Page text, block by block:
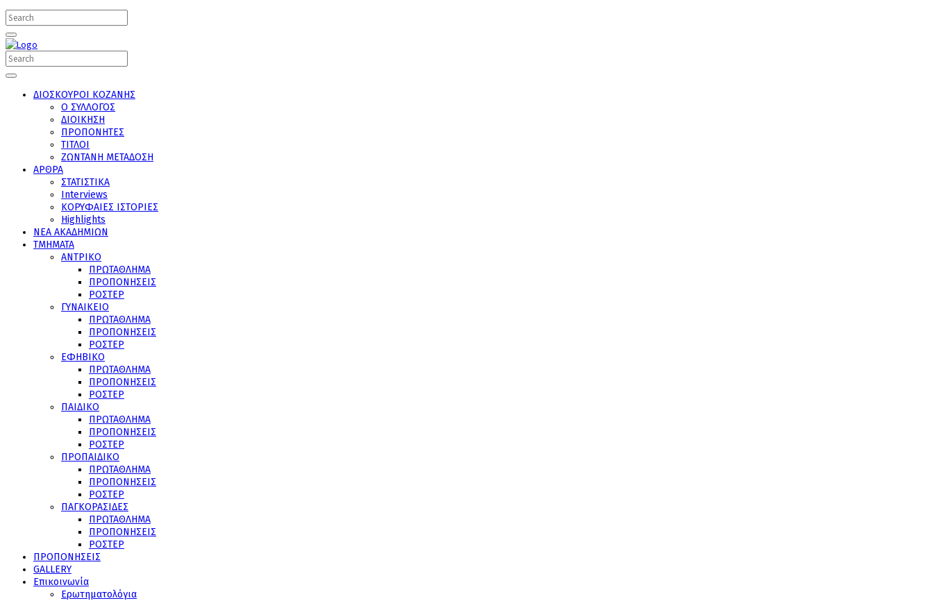
ΔΙΟΣΚΟΥΡΟΙ ΚΟΖΑΝΗΣ
Ο ΣΥΛΛΟΓΟΣ
ΔΙΟΙΚΗΣΗ
ΠΡΟΠΟΝΗΤΕΣ
ΤΙΤΛΟΙ
ΖΩΝΤΑΝΗ ΜΕΤΑΔΟΣΗ
ΑΡΘΡΑ
ΣΤΑΤΙΣΤΙΚΑ
Interviews
ΚΟΡΥΦΑΙΕΣ ΙΣΤΟΡΙΕΣ
Highlights
ΝΕΑ ΑΚΑΔΗΜΙΩΝ
ΤΜΗΜΑΤΑ
ΑΝΤΡΙΚΟ
ΠΡΩΤΑΘΛΗΜΑ
ΠΡΟΠΟΝΗΣΕΙΣ
ΡΟΣΤΕΡ
ΓΥΝΑΙΚΕΙΟ
ΠΡΩΤΑΘΛΗΜΑ
ΠΡΟΠΟΝΗΣΕΙΣ
ΡΟΣΤΕΡ
ΕΦΗΒΙΚΟ
ΠΡΩΤΑΘΛΗΜΑ
ΠΡΟΠΟΝΗΣΕΙΣ
ΡΟΣΤΕΡ
ΠΑΙΔΙΚΟ
ΠΡΩΤΑΘΛΗΜΑ
ΠΡΟΠΟΝΗΣΕΙΣ
ΡΟΣΤΕΡ
ΠΡΟΠΑΙΔΙΚΟ
ΠΡΩΤΑΘΛΗΜΑ
ΠΡΟΠΟΝΗΣΕΙΣ
ΡΟΣΤΕΡ
ΠΑΓΚΟΡΑΣΙΔΕΣ
ΠΡΩΤΑΘΛΗΜΑ
ΠΡΟΠΟΝΗΣΕΙΣ
ΡΟΣΤΕΡ
ΠΡΟΠΟΝΗΣΕΙΣ
GALLERY
Επικοινωνία
Ερωτηματολόγια